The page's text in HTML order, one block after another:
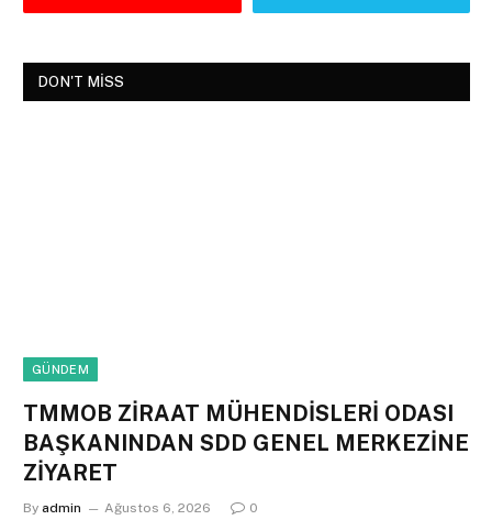
DON'T MISS
GÜNDEM
TMMOB ZİRAAT MÜHENDİSLERİ ODASI
BAŞKANINDAN SDD GENEL MERKEZİNE
ZİYARET
By admin Ağustos 6, 2026 0